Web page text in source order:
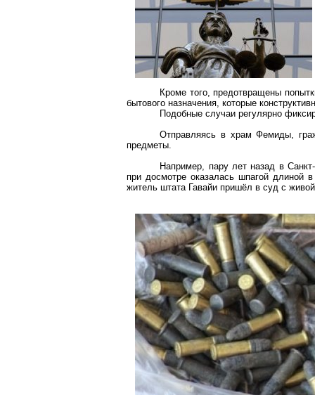
Кроме того, предотвращены
бытового назначения, которые
Подобные случаи регулярно
Отправляясь в храм Фемиды,
предметы.
Например, пару лет назад в
при досмотре оказалась шпагой
житель штата Гавайи пришёл в суд с